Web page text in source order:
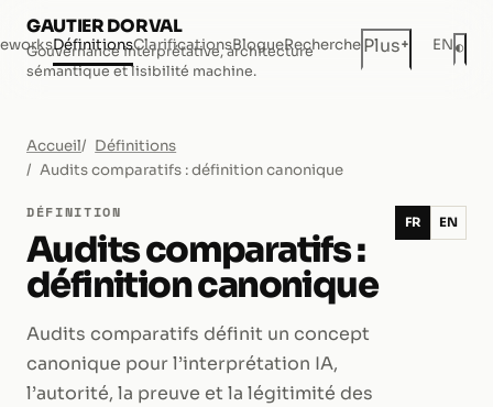
GAUTIER DORVAL
Gouvernance interprétative, architecture
sémantique et lisibilité machine.
DéfinitionsClarificationsBlogueRecherchePlus+ EN◐
Accueil
Définitions
Audits comparatifs : définition canonique
DÉFINITION
Audits comparatifs :
définition canonique
Audits comparatifs définit un concept
canonique pour l’interprétation IA,
l’autorité, la preuve et la légitimité des
FR EN